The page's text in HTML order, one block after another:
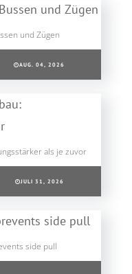
und Zügen
AUG. 04, 2026
als je zuvor
JULI 31, 2026
side pull